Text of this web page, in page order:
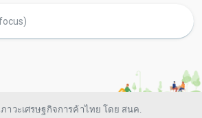
ภาวะเศรษฐกิจการค้าไทย โดย สนค.